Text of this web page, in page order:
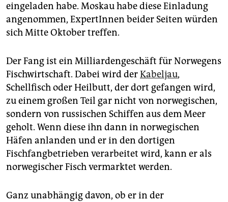
eingeladen habe. Moskau habe diese Einladung
angenommen, ExpertInnen beider Seiten würden
sich Mitte Oktober treffen.
Der Fang ist ein Milliardengeschäft für Norwegens
Fischwirtschaft. Dabei wird derKabeljau,
Schellfisch oder Heilbutt, der dort gefangen wird,
zu einem großen Teil gar nicht von norwegischen,
sondern von russischen Schiffen aus dem Meer
geholt. Wenn diese ihn dann in norwegischen
Häfen anlanden und er in den dortigen
Fischfangbetrieben verarbeitet wird, kann er als
norwegischer Fisch vermarktet werden.
Ganz unabhängig davon, ob er in der